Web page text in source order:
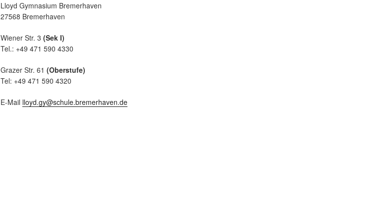
Lloyd Gymnasium Bremerhaven
27568 Bremerhaven
Wiener Str. 3 (Sek I)
Tel.: +49 471 590 4330
Grazer Str. 61 (Oberstufe)
Tel: +49 471 590 4320
E-Mail lloyd.gy@schule.bremerhaven.de